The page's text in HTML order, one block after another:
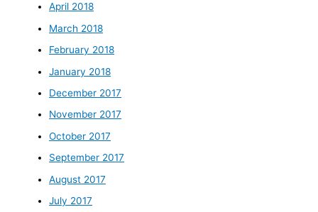
April 2018
March 2018
February 2018
January 2018
December 2017
November 2017
October 2017
September 2017
August 2017
July 2017